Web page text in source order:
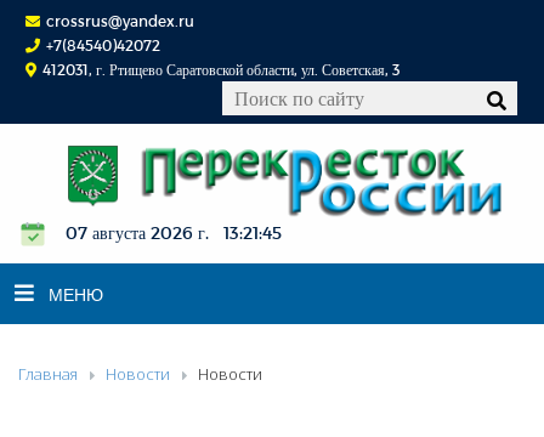
crossrus@yandex.ru
+7(84540)42072
412031, г. Ртищево Саратовской области, ул. Советская, 3
07 августа 2026 г. 13:21:46
МЕНЮ
НОВОСТИ
Главная Новости Новости